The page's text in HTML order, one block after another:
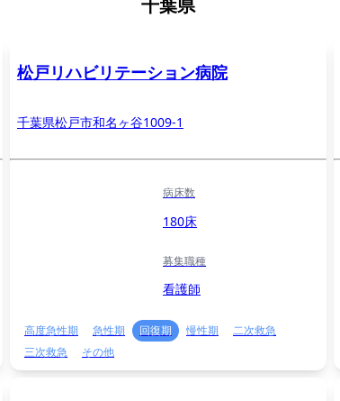
千葉県
松戸リハビリテーション病院
千葉県松戸市和名ヶ谷1009-1
病床数
180床
募集職種
看護師
高度急性期 急性期 回復期 慢性期
二次救急
三次救急
その他